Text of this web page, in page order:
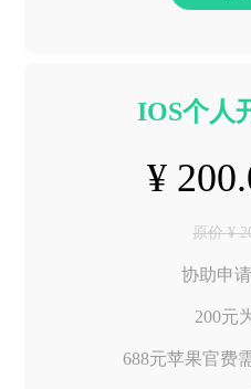
IOS个人
¥
原价 ¥
协助申
200元
688元苹果官费